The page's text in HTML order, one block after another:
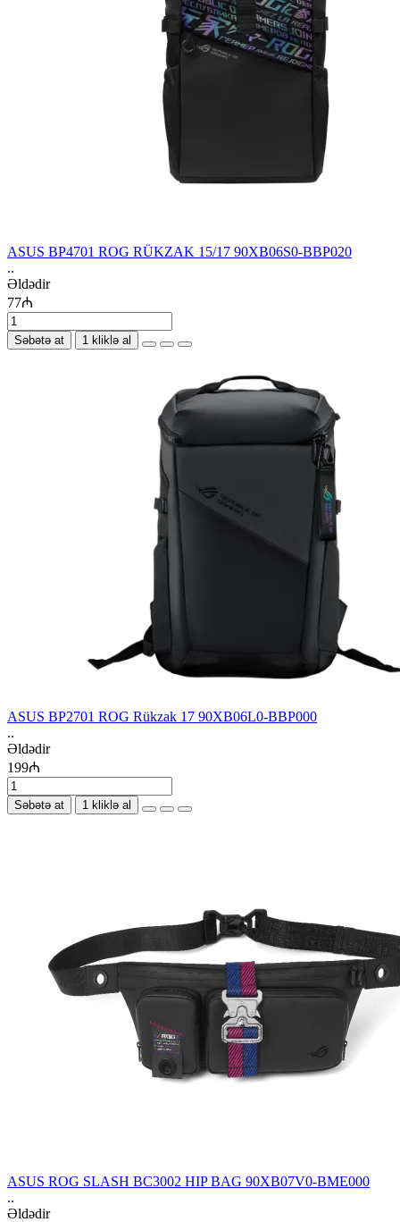
ASUS BP4701 ROG RÜKZAK 15/17 90XB06S0-BBP020
..
Əldədir
77₼
Səbətə at 1 kliklə al
ASUS BP2701 ROG Rükzak 17 90XB06L0-BBP000
..
Əldədir
199₼
Səbətə at 1 kliklə al
ASUS ROG SLASH BC3002 HIP BAG 90XB07V0-BME000
..
Əldədir